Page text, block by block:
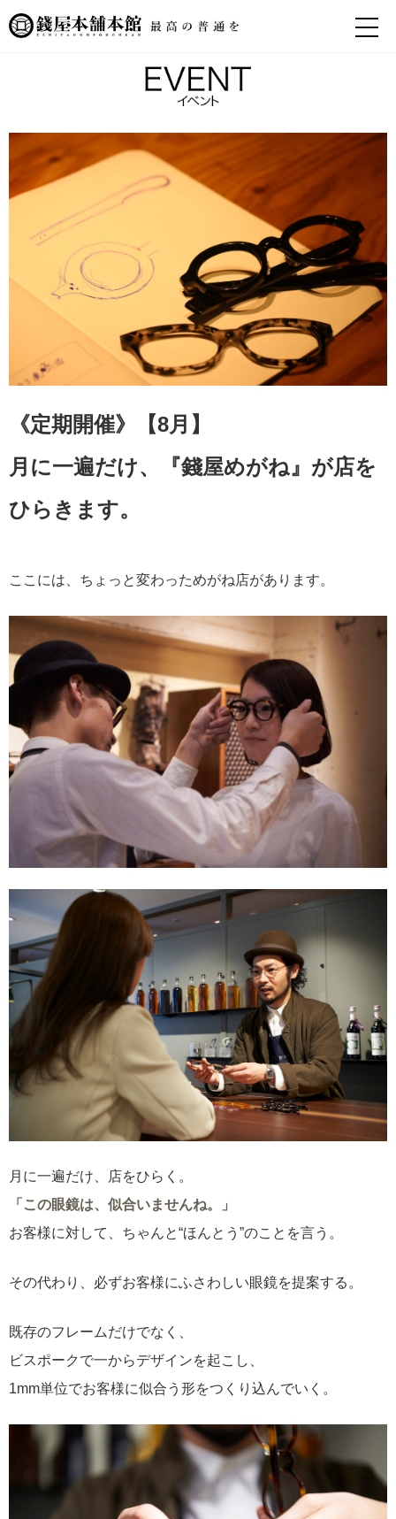
《定期開催》【8月】
月に一遍だけ、『錢屋めがね』が店を
ひらきます。
ここには、ちょっと変わっためがね店があります。
月に一遍だけ、店をひらく。
「この眼鏡は、似合いませんね。」
お客様に対して、ちゃんと“ほんとう”のことを言う。
その代わり、必ずお客様にふさわしい眼鏡を提案する。
既存のフレームだけでなく、
ビスポークで一からデザインを起こし、
1mm単位でお客様に似合う形をつくり込んでいく。